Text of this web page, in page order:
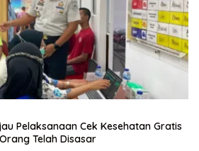
Pelaksanaan Cek Kesehatan Gratis
Telah Disasar